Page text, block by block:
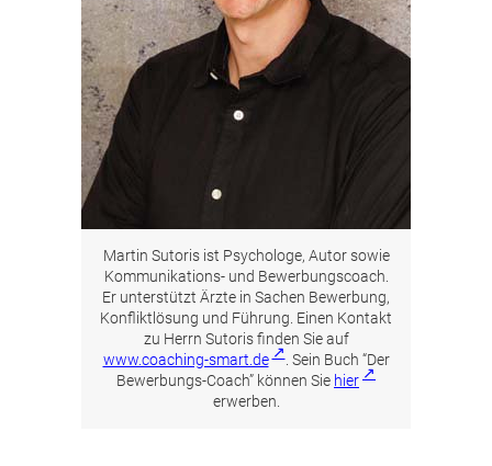
Martin Sutoris ist Psychologe, Autor sowie
Kommunikations- und Bewerbungscoach.
Er unterstützt Ärzte in Sachen Bewerbung,
Konfliktlösung und Führung. Einen Kontakt
zu Herrn Sutoris finden Sie auf
www.coaching-smart.de
. Sein Buch “Der
Bewerbungs-Coach” können Sie hier
erwerben.